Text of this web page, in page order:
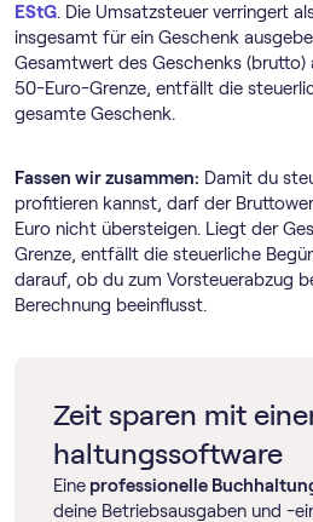
EStG. Die Umsatzsteuer verringert
insgesamt für ein Geschenk
Gesamtwert des Geschenks (brutto)
50-Euro-Grenze, entfällt die
gesamte Geschenk.
Fassen wir zusammen: Damit du
profitieren kannst, darf der
Euro nicht übersteigen. Liegt der
Grenze, entfällt die steuerliche
darauf, ob du zum Vorsteuerabzug
Berechnung beeinflusst.
Zeit sparen mit
haltungs­software
Eine professionelle
deine Betriebsausgaben und -